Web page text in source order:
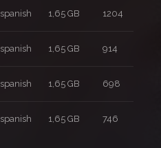
spanish 1,65 GB 1204
spanish 1,65 GB 914
spanish 1,65 GB 698
spanish 1,65 GB 746